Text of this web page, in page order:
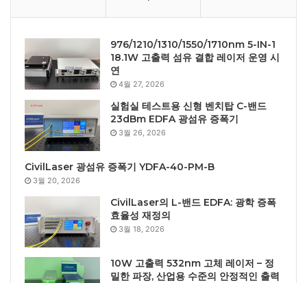
976/1210/1310/1550/1710nm 5-IN-1
18.1W 고출력 섬유 결합 레이저 운영 시
연
4월 27, 2026
실험실 테스트용 신형 벤치탑 C-밴드
23dBm EDFA 광섬유 증폭기
3월 26, 2026
CivilLaser 광섬유 증폭기 YDFA-40-PM-B
3월 20, 2026
CivilLaser의 L-밴드 EDFA: 광학 증폭
효율성 재정의
3월 18, 2026
10W 고출력 532nm 고체 레이저 – 정
밀한 파장, 산업용 수준의 안정적인 출력